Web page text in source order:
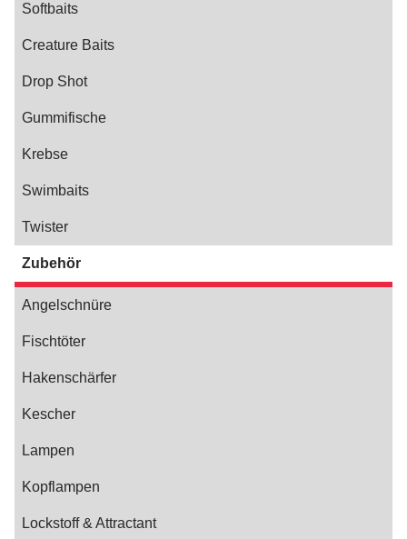
Softbaits
Creature Baits
Drop Shot
Gummifische
Krebse
Swimbaits
Twister
Zubehör
Angelschnüre
Fischtöter
Hakenschärfer
Kescher
Lampen
Kopflampen
Lockstoff & Attractant